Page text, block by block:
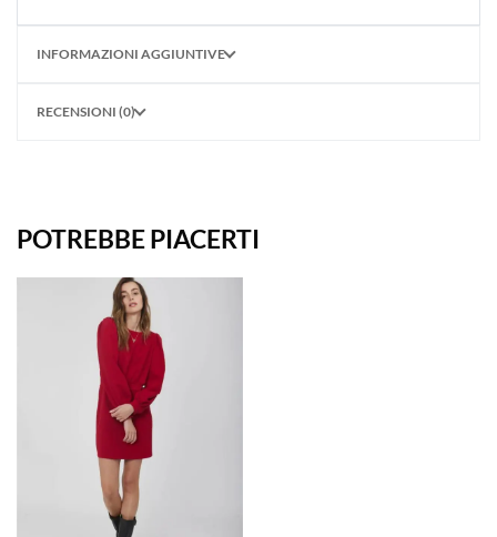
INFORMAZIONI AGGIUNTIVE
RECENSIONI (0)
POTREBBE PIACERTI